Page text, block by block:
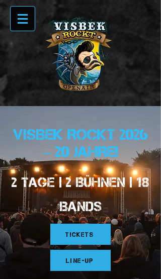
VISBEK ROCKT 2026
– 20 JAHRE!
2 Tage | 2 Bühnen | 18
Bands
Tickets
Line-Up